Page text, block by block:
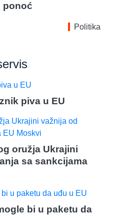
ponoć
Politika
piva u EU
oružja Ukrajini
sa sankcijama
bi u paketu da